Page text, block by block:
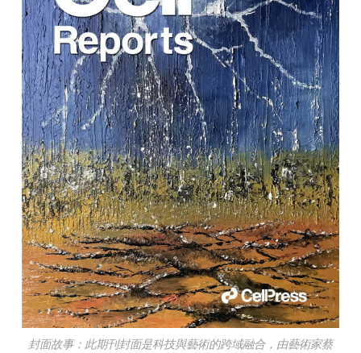
封面故事：此期刊封面是科技與藝術的跨域融合，由藝術家蔡